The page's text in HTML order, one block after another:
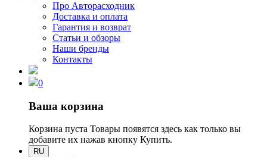
Про Авторасходник
Доставка и оплата
Гарантия и возврат
Статьи и обзоры
Наши бренды
Контакты
0
Ваша корзина
Корзина пуста Товары появятся здесь как только вы
добавите их нажав кнопку Купить.
RU